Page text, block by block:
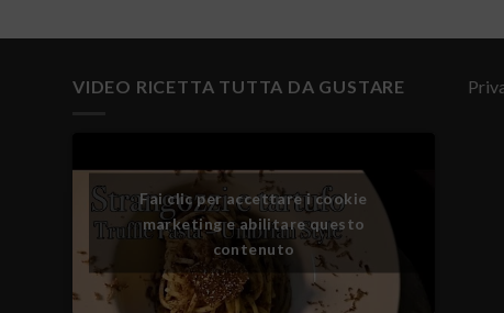
VIDEO RICETTA TUTTA DA GUSTARE
Fai clic per accettare i cookie
marketing e abilitare questo
contenuto